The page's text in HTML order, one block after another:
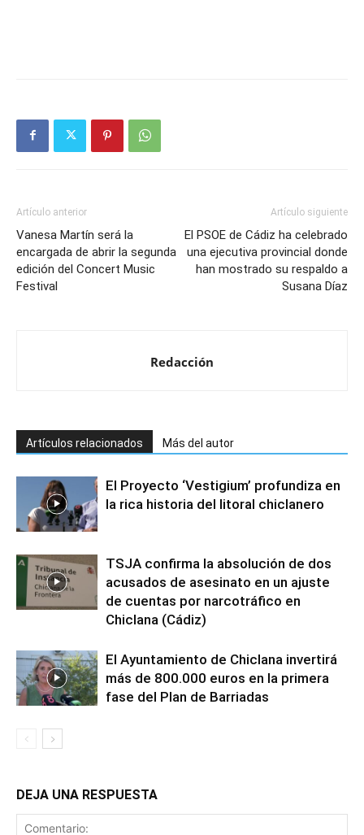
Artículo anterior
Vanesa Martín será la
encargada de abrir la segunda
edición del Concert Music
Festival
Artículo siguiente
El PSOE de Cádiz ha celebrado
una ejecutiva provincial donde
han mostrado su respaldo a
Susana Díaz
Redacción
Artículos relacionados Más del autor
El Proyecto ‘Vestigium’ profundiza en
la rica historia del litoral chiclanero
TSJA confirma la absolución de dos
acusados de asesinato en un ajuste
de cuentas por narcotráfico en
Chiclana (Cádiz)
El Ayuntamiento de Chiclana invertirá
más de 800.000 euros en la primera
fase del Plan de Barriadas
DEJA UNA RESPUESTA